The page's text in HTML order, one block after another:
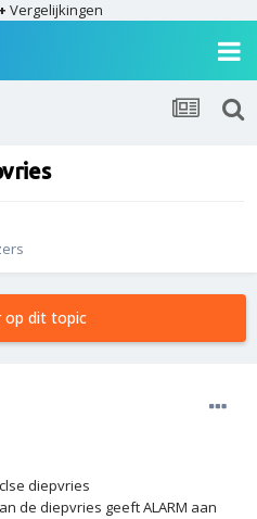
Vergelijkingen
op dit topic
diepvries
de diepvries geeft ALARM aan